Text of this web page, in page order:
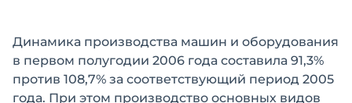
Динамика производства машин и оборудования
в первом полугодии 2006 года составила 91,3%
против 108,7% за соответствующий период 2005
года. При этом производство основных видов